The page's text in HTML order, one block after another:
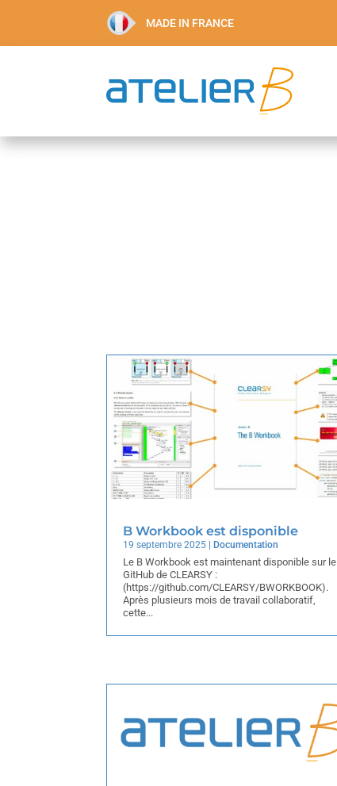
MADE IN FRANCE
B Workbook est disponible
19 septembre 2025 |Documentation
Le B Workbook est maintenant disponible sur le
GitHub de CLEARSY :
(https://github.com/CLEARSY/BWORKBOOK).
Après plusieurs mois de travail collaboratif,
cette...